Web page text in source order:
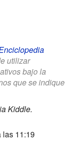
utilizar
bajo la
que se indique
Kiddle.
las 11:19